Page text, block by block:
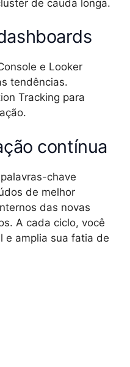
de cauda longa.
e Looker
tendências.
Tracking para
contínua
chave
de melhor
das novas
A cada ciclo, você
e amplia sua fatia de